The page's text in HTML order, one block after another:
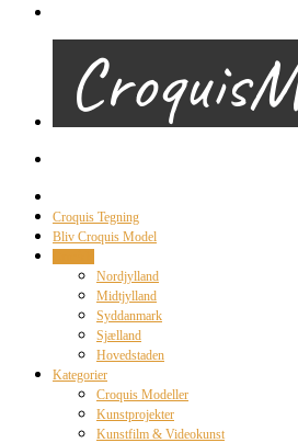
Croquis Tegning
Bliv Croquis Model
Nordjylland
Midtjylland
Syddanmark
Sjælland
Hovedstaden
Kategorier
Croquis Modeller
Kunstprojekter
Kunstfilm & Videokunst